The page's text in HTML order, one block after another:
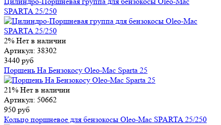
SPARTA 25/250
2% Нет в наличии
Артикул: 38302
3440 руб
Поршень На Бензокосу Oleo-Mac Sparta 25
21% Нет в наличии
Артикул: 50662
950 руб
Кольцо поршневое для бензокосы Oleo-Mac SPARTA 25/250